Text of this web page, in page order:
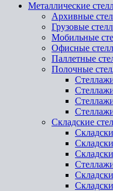
Металлические
Архивные
Грузовые
Мобильные
Офисные
Паллетные
Полочные
Складские